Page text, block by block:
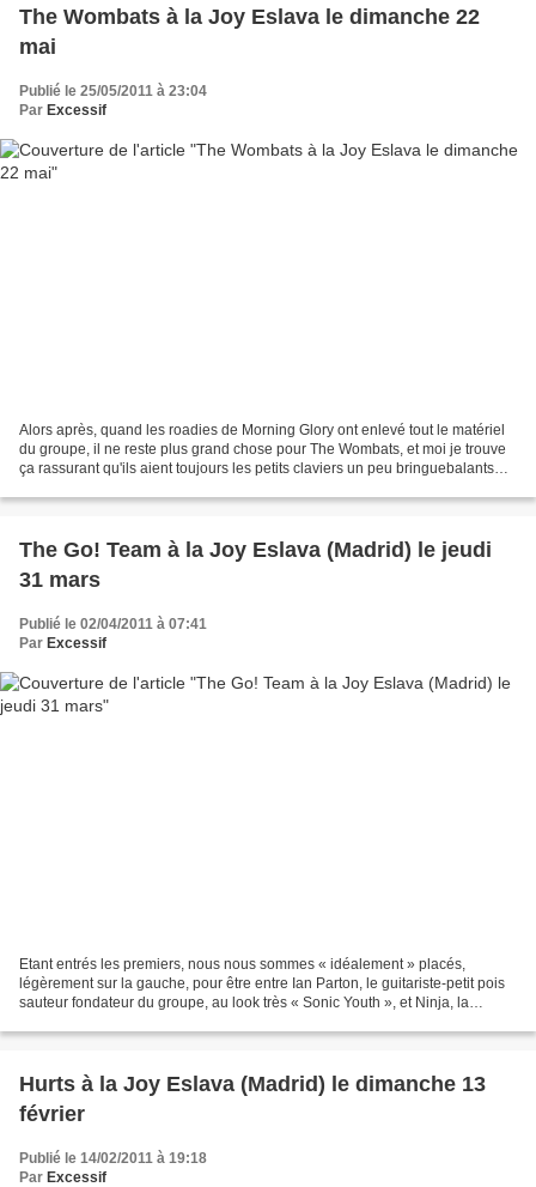
The Wombats à la Joy Eslava le dimanche 22
mai
Publié le 25/05/2011 à 23:04
Par Excessif
Alors après, quand les roadies de Morning Glory ont enlevé tout le matériel
du groupe, il ne reste plus grand chose pour The Wombats, et moi je trouve
ça rassurant qu'ils aient toujours les petits claviers un peu bringuebalants
The Go! Team à la Joy Eslava (Madrid) le jeudi
31 mars
Publié le 02/04/2011 à 07:41
Par Excessif
Etant entrés les premiers, nous nous sommes « idéalement » placés,
légèrement sur la gauche, pour être entre Ian Parton, le guitariste-petit pois
sauteur fondateur du groupe, au look très « Sonic Youth », et Ninja, la
Hurts à la Joy Eslava (Madrid) le dimanche 13
février
Publié le 14/02/2011 à 19:18
Par Excessif